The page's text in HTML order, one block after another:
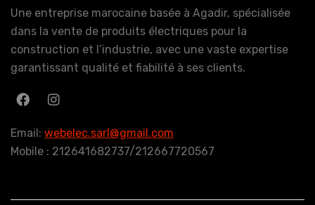
Une entreprise marocaine basée à Agadir, spécialisée
dans la vente de produits électriques pour la
construction et l’industrie, avec une vaste expertise
garantissant qualité et fiabilité à ses clients.
Email: webelec.sarl@gmail.com
Mobile : 212641682737/212667720567